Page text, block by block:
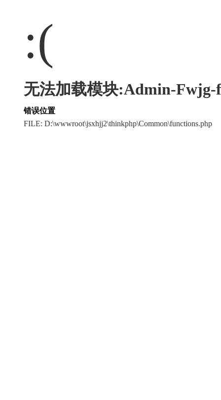
:(
无法加载模块:Admin-
错误位置
FILE: